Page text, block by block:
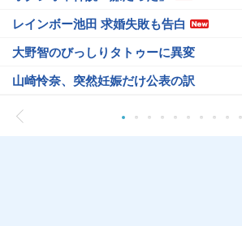
レインボー池田 求婚失敗も告白
大野智のびっしりタトゥーに異変
山崎怜奈、突然妊娠だけ公表の訳